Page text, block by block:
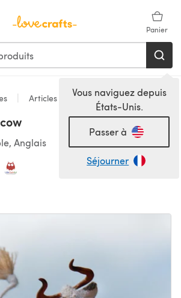
Panier
Vous naviguez depuis
États-Unis.
Passer à
Séjourner
Articles pour la maison
Anglais